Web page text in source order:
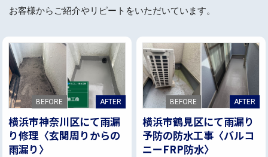
お客様からご紹介やリピートをいただいています。
横浜市神奈川区にて雨漏
り修理〈玄関周りからの
雨漏り〉
横浜市鶴見区にて雨漏り
予防の防水工事〈バルコ
ニーFRP防水〉